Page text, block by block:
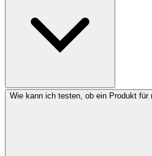
Wie kann ich testen, ob ein Produkt für